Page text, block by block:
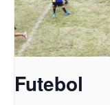
Futebol